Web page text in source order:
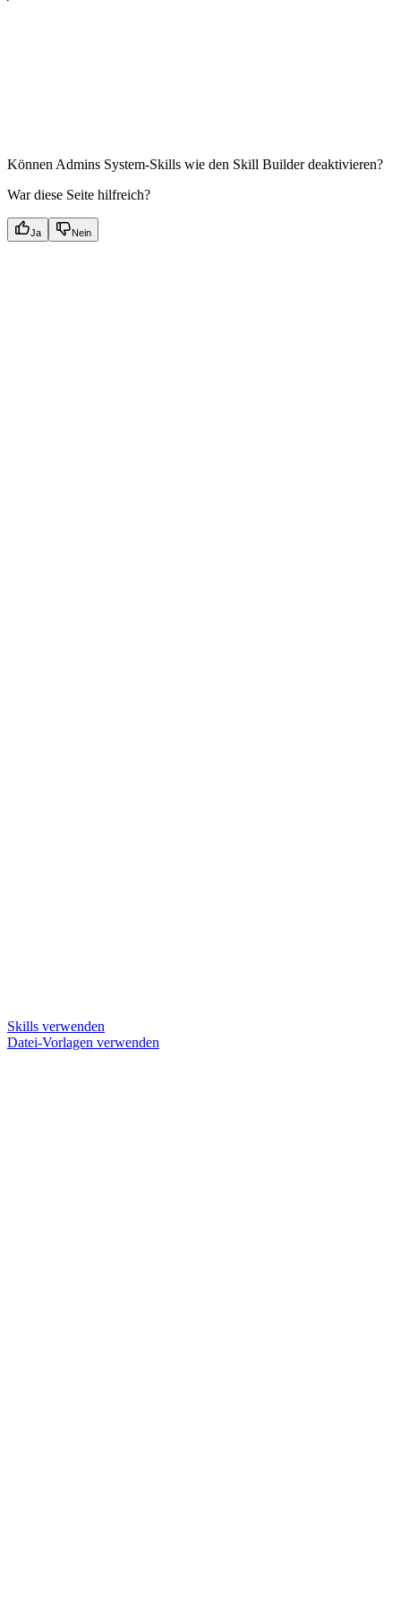
Können Admins System‑Skills wie den Skill Builder deaktivieren?
War diese Seite hilfreich?
Ja Nein
Skills verwenden
Datei-Vorlagen verwenden